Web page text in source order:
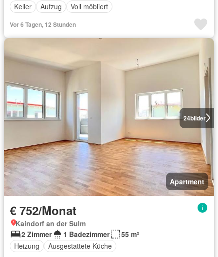
Keller
Aufzug Voll möbliert
Vor 6 Tagen, 12 Stunden
24bilder
Apartment
€ 752/Monat
Kaindorf an der Sulm
2 Zimmer
1 Badezimmer
55 m²
Heizung
Ausgestattete Küche